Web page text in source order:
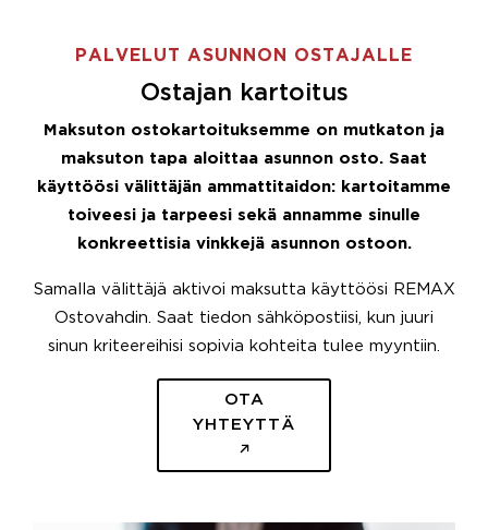
PALVELUT ASUNNON OSTAJALLE
Ostajan kartoitus
Maksuton ostokartoituksemme on mutkaton ja
maksuton tapa aloittaa asunnon osto. Saat
käyttöösi välittäjän ammattitaidon: kartoitamme
toiveesi ja tarpeesi sekä annamme sinulle
konkreettisia vinkkejä asunnon ostoon.
Samalla välittäjä aktivoi maksutta käyttöösi REMAX
Ostovahdin. Saat tiedon sähköpostiisi, kun juuri
sinun kriteereihisi sopivia kohteita tulee myyntiin.
OTA
YHTEYTTÄ